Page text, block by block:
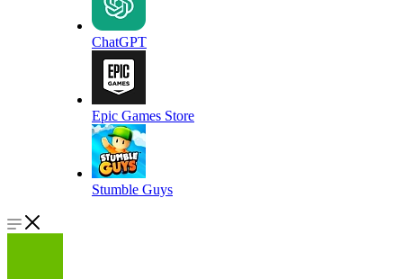
ChatGPT
Epic Games Store
Stumble Guys